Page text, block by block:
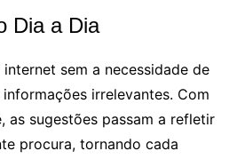
Dia a Dia
sem a necessidade de
irrelevantes. Com
as sugestões passam a refletir
procura, tornando cada